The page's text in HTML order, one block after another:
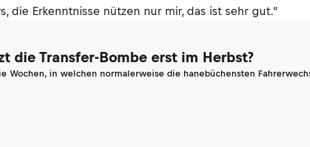
die Erkenntnisse nützen nur mir, das ist sehr gut."
die Transfer-Bombe erst im Herbst?
Wochen, in welchen normalerweise die hanebüchensten